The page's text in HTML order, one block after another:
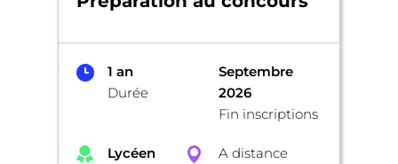
1 an
Durée
Septembre
2026
Fin inscriptions
Lycéen
A distance